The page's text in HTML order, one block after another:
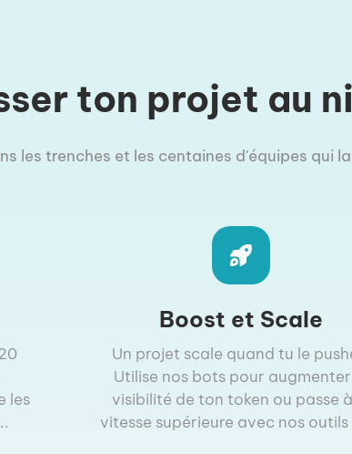
ton projet au
les trenches et les centaines d'équipes qui
les
Boost et Scale
Un projet scale quand tu le
Utilise nos bots pour
visibilité de ton token ou passe
vitesse supérieure avec nos outils